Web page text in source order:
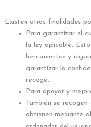
Existen otras finalidades
Para garantizar el
la ley aplicable.
herramientas y
garantizar la
recoge.
Para apoyar y
También se
obtienen mediante